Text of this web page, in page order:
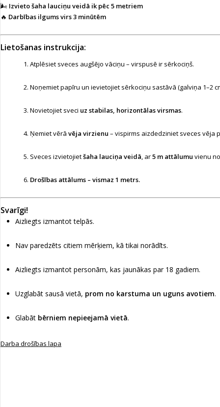
🌬️ Izvieto šaha lauciņu veidā ik pēc 5 metriem
🔥 Darbības ilgums virs 3 minūtēm
Lietošanas instrukcija:
Atplēsiet sveces augšējo vāciņu – virspusē ir sērkociņš.
Noņemiet papīru un ievietojiet sērkociņu sastāvā (galviņa 1–2
Novietojiet sveci uz stabilas, horizontālas virsmas.
Ņemiet vērā vēja virzienu – vispirms aizdedziniet sveces vēja
Sveces izvietojietšaha lauciņa veidā, ar5 m attālumu vienu
Drošības attālums – vismaz 1 metrs.
Svarīgi!
Aizliegts izmantot telpās.
Nav paredzēts citiem mērķiem, kā tikai norādīts.
Aizliegts izmantot personām, kas jaunākas par 18 gadiem.
Uzglabāt sausā vietā, prom no karstuma un uguns avotiem.
Glabāt bērniem nepieejamā vietā.
Darba drošības lapa